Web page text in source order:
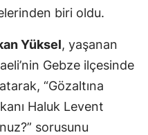
biri oldu.
Yüksel, yaşanan
Gebze ilçesinde
“Gözaltına
Haluk Levent
sorusunu